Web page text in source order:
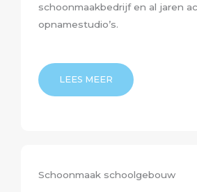
schoonmaakbedrijf en al jaren
opnamestudio’s.
LEES MEER
Schoonmaak schoolgebouw